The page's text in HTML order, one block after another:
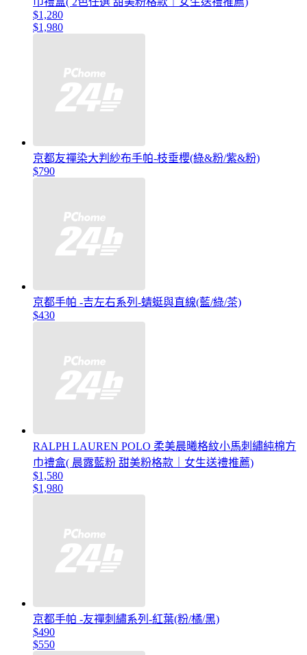
$1,280
$1,980
京都友禪染大判紗布手帕-枝垂櫻(綠&粉/紫&粉)
$790
京都手帕 -吉左右系列-蜻蜓與直線(藍/綠/茶)
$430
RALPH LAUREN POLO 柔美晨曦格紋小馬刺繡純棉方
巾禮盒( 晨露藍粉 甜美粉格款｜女生送禮推薦)
$1,580
$1,980
京都手帕 -友禪刺繡系列-紅葉(粉/橘/黑)
$490
$550